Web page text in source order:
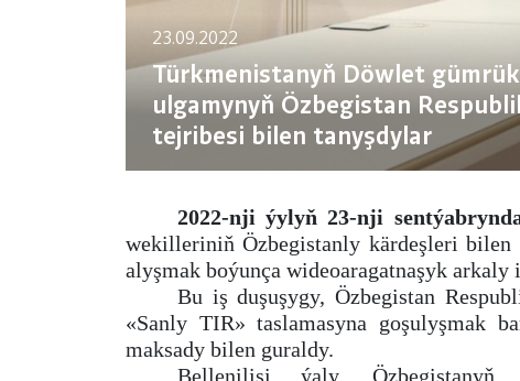
23.09.2022
Türkmenistanyň Döwlet
ulgamynyň Özbegistan
tejribesi bilen tanyşdylar
2022-nji ýylyň 23-nji
wekilleriniň Özbegistanly kärdeşleri bilen
alyşmak boýunça wideoaragatnaşyk
Bu iş duşuşygy, Özbegistan
«Sanly TIR» taslamasyna goşulyşmak
maksady bilen guraldy.
Bellenilişi ýaly, Özbegistanyň